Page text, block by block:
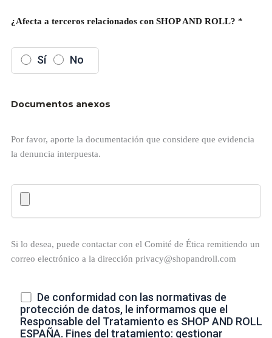
¿Afecta a terceros relacionados con SHOP AND ROLL? *
Sí No
Documentos anexos
Por favor, aporte la documentación que considere que evidencia
la denuncia interpuesta.
Si lo desea, puede contactar con el Comité de Ética remitiendo un
correo electrónico a la dirección privacy@shopandroll.com
De conformidad con las normativas de
protección de datos, le informamos que el
Responsable del Tratamiento es SHOP AND ROLL
ESPAÑA. Fines del tratamiento: gestionar